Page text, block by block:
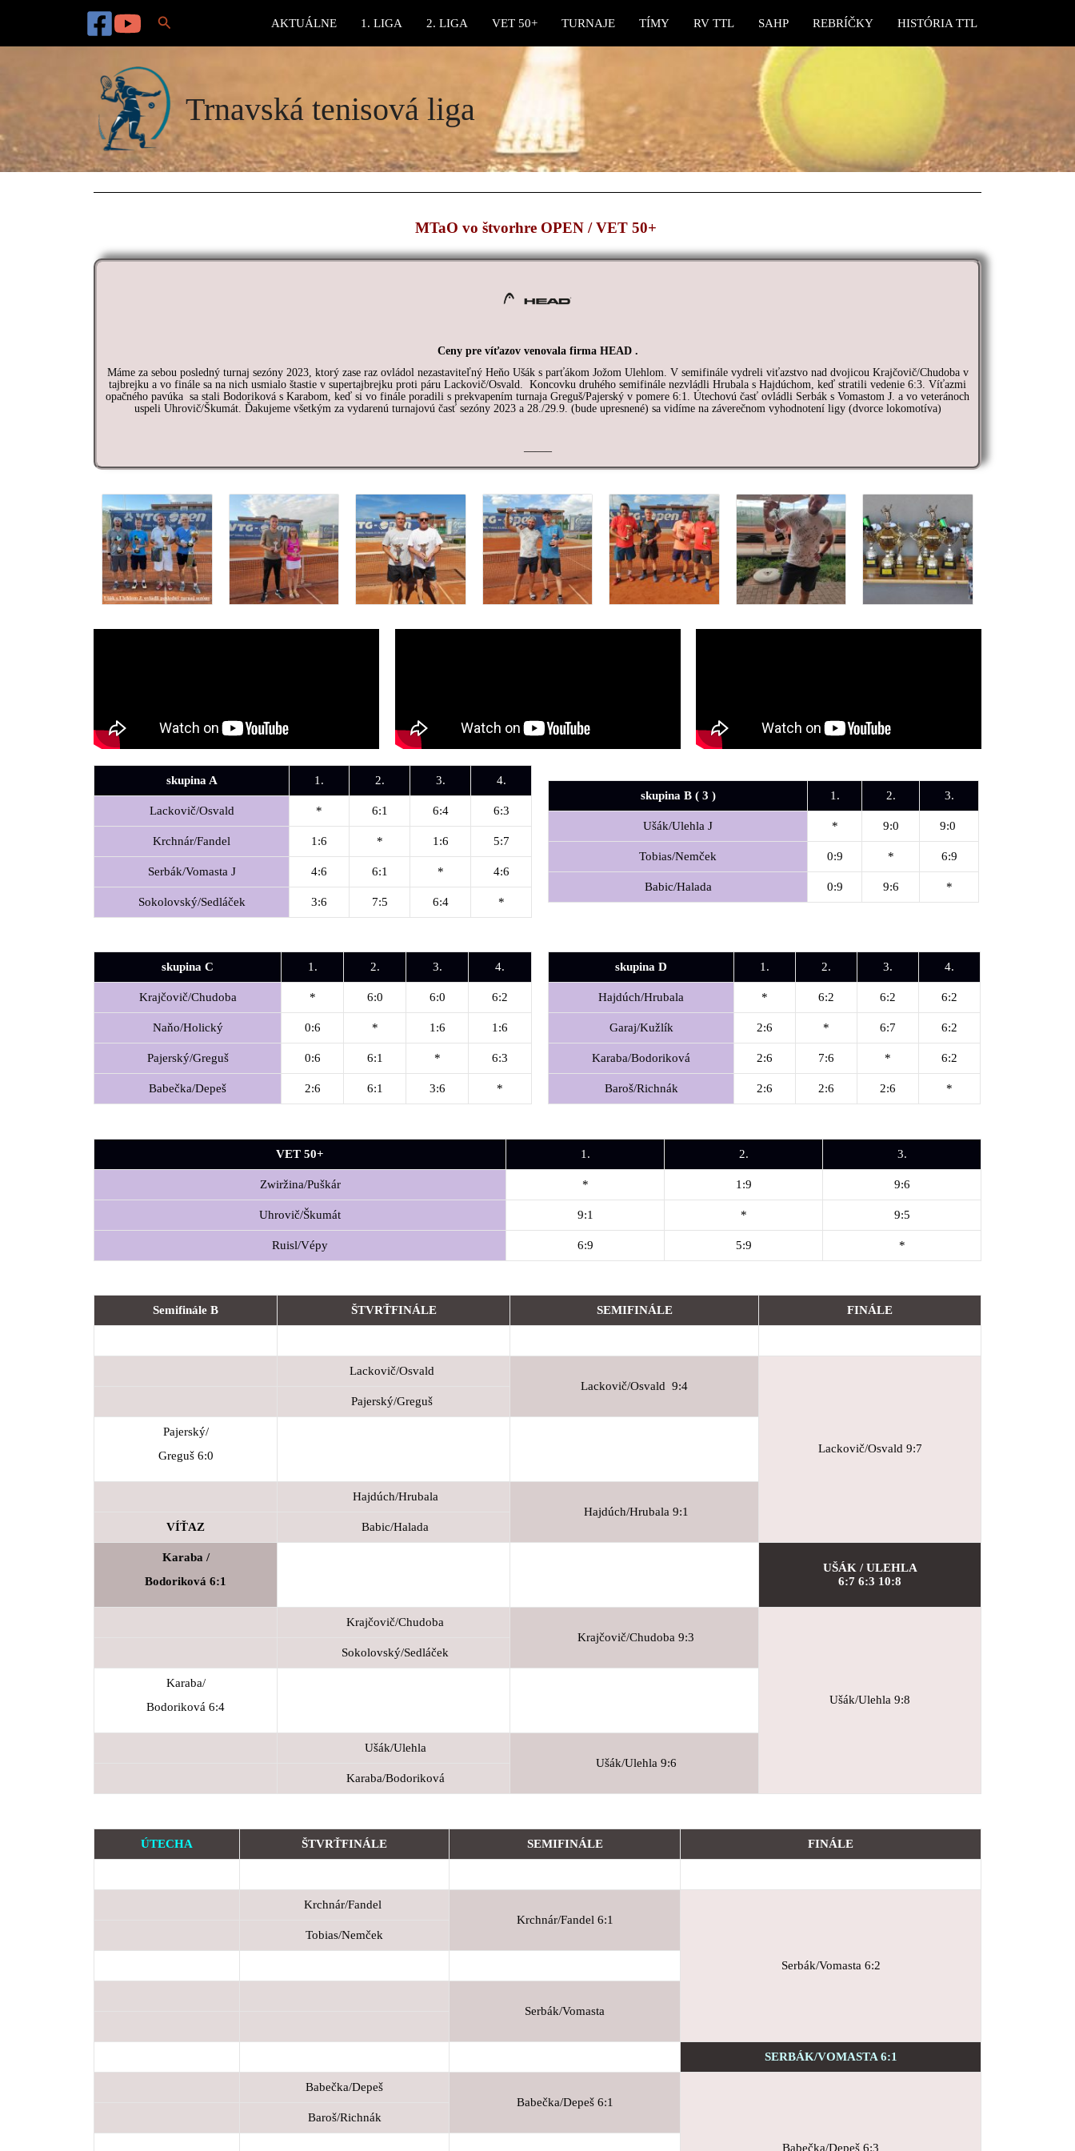
Hľadať AKTUÁLNE 1. LIGA 2. LIGA VET 50+ TURNAJE TÍMY RV TTL SAHP REBRÍČKY HISTÓRIA TTL
Trnavská tenisová liga
MTaO vo štvorhre OPEN / VET 50+
Ceny pre víťazov venovala firma HEAD .
Máme za sebou posledný turnaj sezóny 2023, ktorý zase raz ovládol nezastaviteľný Heňo Ušák s parťákom Jožom Ulehlom. V semifinále vydreli viťazstvo nad dvojicou Krajčovič/Chudoba v
tajbrejku a vo finále sa na nich usmialo štastie v supertajbrejku proti páru Lackovič/Osvald. Koncovku druhého semifinále nezvládli Hrubala s Hajdúchom, keď stratili vedenie 6:3. Víťazmi
opačného pavúka sa stali Bodoriková s Karabom, keď si vo finále poradili s prekvapením turnaja Greguš/Pajerský v pomere 6:1. Útechovú časť ovládli Serbák s Vomastom J. a vo veteránoch
uspeli Uhrovič/Škumát. Ďakujeme všetkým za vydarenú turnajovú časť sezóny 2023 a 28./29.9. (bude upresnené) sa vidíme na záverečnom vyhodnotení ligy (dvorce lokomotíva)
——–
skupina A 1. 2. 3. 4.
Lackovič/Osvald * 6:1 6:4 6:3
Krchnár/Fandel 1:6 * 1:6 5:7
Serbák/Vomasta J 4:6 6:1 * 4:6
Sokolovský/Sedláček 3:6 7:5 6:4 *
skupina B ( 3 ) 1. 2. 3.
Ušák/Ulehla J * 9:0 9:0
Tobias/Nemček 0:9 * 6:9
Babic/Halada 0:9 9:6 *
skupina C 1. 2. 3. 4.
Krajčovič/Chudoba * 6:0 6:0 6:2
Naňo/Holický 0:6 * 1:6 1:6
Pajerský/Greguš 0:6 6:1 * 6:3
Babečka/Depeš 2:6 6:1 3:6 *
skupina D 1. 2. 3. 4.
Hajdúch/Hrubala * 6:2 6:2 6:2
Garaj/Kužlík 2:6 * 6:7 6:2
Karaba/Bodoriková 2:6 7:6 * 6:2
Baroš/Richnák 2:6 2:6 2:6 *
VET 50+ 1. 2. 3.
Zwiržina/Puškár * 1:9 9:6
Uhrovič/Škumát 9:1 * 9:5
Ruisl/Vépy 6:9 5:9 *
Semifinále B ŠTVRŤFINÁLE SEMIFINÁLE FINÁLE
Lackovič/Osvald
Lackovič/Osvald 9:4
Lackovič/Osvald 9:7
Pajerský/Greguš
Pajerský/
Greguš 6:0
Hajdúch/Hrubala
Hajdúch/Hrubala 9:1
VÍŤAZ
Babic/Halada
Karaba /
Bodoriková 6:1
UŠÁK / ULEHLA
6:7 6:3 10:8
Krajčovič/Chudoba
Krajčovič/Chudoba 9:3
Ušák/Ulehla 9:8
Sokolovský/Sedláček
Karaba/
Bodoriková 6:4
Ušák/Ulehla
Ušák/Ulehla 9:6
Karaba/Bodoriková
ÚTECHA ŠTVRŤFINÁLE SEMIFINÁLE FINÁLE
Krchnár/Fandel
Krchnár/Fandel 6:1
Serbák/Vomasta 6:2
Tobias/Nemček
Serbák/Vomasta
SERBÁK/VOMASTA 6:1
Babečka/Depeš
Babečka/Depeš 6:1
Babečka/Depeš 6:3
Baroš/Richnák